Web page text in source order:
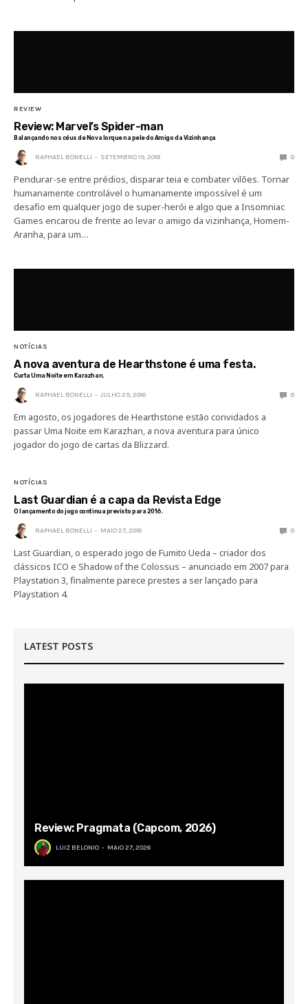
REVIEW
Review: Marvel’s Spider-man
Balançando nos céus de Nova Iorque na pele do Amigo da Vizinhança
RAPHAEL BONELLI SETEMBRO 19, 2018 0
Pendurar-se entre prédios, disparar teia e combater vilões. Tornar
humanamente controlável o humanamente impossível é um
desafio em qualquer jogo de super-herói e algo que a Insomniac
Games encarou de frente ao levar o amigo da vizinhança, Homem-
Aranha, para um…
NOTÍCIAS
A nova aventura de Hearthstone é uma festa.
Curta Uma Noite em Karazhan.
RAPHAEL BONELLI JULHO 29, 2016 0
Em agosto, os jogadores de Hearthstone estão convidados a
passar Uma Noite em Karazhan, a nova aventura para único
jogador do jogo de cartas da Blizzard.
NOTÍCIAS
Last Guardian é a capa da Revista Edge
O lançamento do jogo continua previsto para 2016.
RAPHAEL BONELLI MAIO 27, 2016 0
Last Guardian, o esperado jogo de Fumito Ueda – criador dos
clássicos ICO e Shadow of the Colossus – anunciado em 2007 para
Playstation 3, finalmente parece prestes a ser lançado para
Playstation 4.
LATEST POSTS
Review: Pragmata (Capcom, 2026)
LUIZ BELONIO MAIO 27, 2026